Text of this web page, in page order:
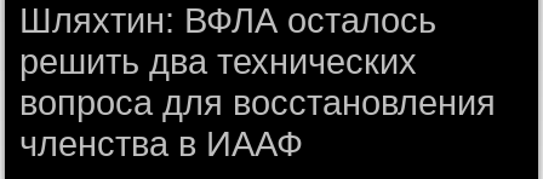
Шляхтин: ВФЛА осталось
решить два технических
вопроса для восстановления
членства в ИААФ